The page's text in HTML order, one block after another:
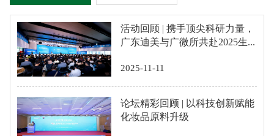
活动回顾 | 携手顶尖科研力量，
广东迪美与广微所共赴2025生...
2025-11-11
论坛精彩回顾 | 以科技创新赋能
化妆品原料升级